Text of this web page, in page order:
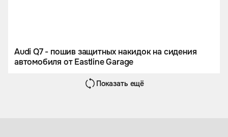
Audi Q7 - пошив защитных накидок на сидения
автомобиля от Eastline Garage
Показать ещё